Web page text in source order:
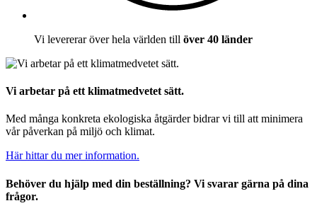
Vi levererar över hela världen till över 40 länder
Vi arbetar på ett klimatmedvetet sätt.
Med många konkreta ekologiska åtgärder bidrar vi till att minimera
vår påverkan på miljö och klimat.
Här hittar du mer information.
Behöver du hjälp med din beställning? Vi svarar gärna på dina
frågor.